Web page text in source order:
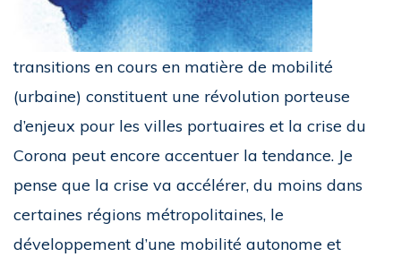
transitions en cours en matière de mobilité
(urbaine) constituent une révolution porteuse
d’enjeux pour les villes portuaires et la crise du
Corona peut encore accentuer la tendance. Je
pense que la crise va accélérer, du moins dans
certaines régions métropolitaines, le
développement d’une mobilité autonome et